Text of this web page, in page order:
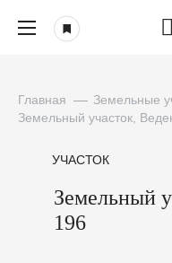
Главная Земельные
Земельный участок,
УЧАСТОК
Земельный
196